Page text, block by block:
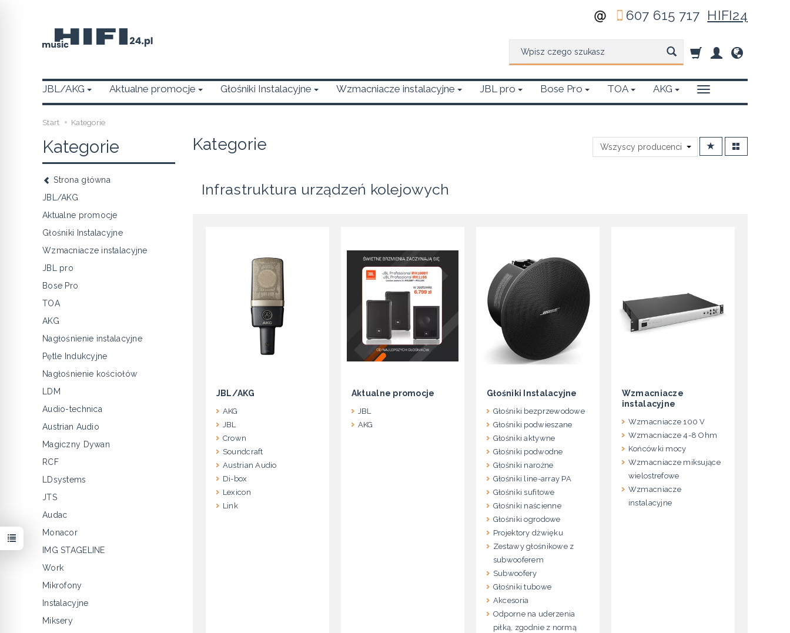
607 615 717 HIFI24
JBL/AKG Aktualne promocje Głośniki Instalacyjne Wzmacniacze instalacyjne JBL pro Bose Pro TOA AKG
Start Kategorie
Kategorie
Infrastruktura urządzeń kolejowych
JBL/AKG
AKG
JBL
Crown
Soundcraft
Austrian Audio
Di-box
Lexicon
Link
Aktualne promocje
JBL
AKG
Głośniki Instalacyjne
Głośniki bezprzewodowe
Głośniki podwieszane
Głośniki aktywne
Głośniki podwodne
Głośniki narożne
Głośniki line-array PA
Głośniki sufitowe
Głośniki naścienne
Głośniki ogrodowe
Projektory dżwięku
Zestawy głośnikowe z
subwooferem
Subwoofery
Głośniki tubowe
Akcesoria
Odporne na uderzenia
piłką, zgodnie z normą
Wzmacniacze
instalacyjne
Wzmacniacze 100 V
Wzmacniacze 4-8 Ohm
Końcówki mocy
Wzmacniacze miksujące
wielostrefowe
Wzmacniacze
instalacyjne
Kategorie
Strona główna
JBL/AKG
Aktualne promocje
Głośniki Instalacyjne
Wzmacniacze instalacyjne
JBL pro
Bose Pro
TOA
AKG
Nagłośnienie instalacyjne
Pętle Indukcyjne
Nagłośnienie kościołów
LDM
Audio-technica
Austrian Audio
Magiczny Dywan
RCF
LDsystems
JTS
Audac
Monacor
IMG STAGELINE
Work
Mikrofony
Instalacyjne
Miksery